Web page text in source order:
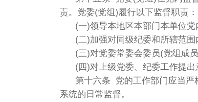
责。党委(党组)履行以下监督职责：
(一)领导本地区本部门本单位
(二)加强对同级纪委和所辖范
(三)对党委常委会委员(党组成
(四)对上级党委、纪委工作提出
第十六条 党的工作部门应当严
系统的日常监督。